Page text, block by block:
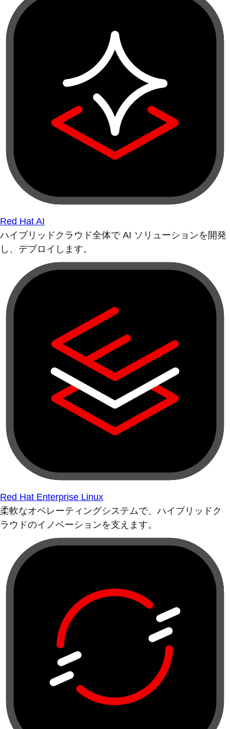
Red Hat AI
ハイブリッドクラウド全体で AI ソリューションを開発
し、デプロイします。
Red Hat Enterprise Linux
柔軟なオペレーティングシステムで、ハイブリッドク
ラウドのイノベーションを支えます。